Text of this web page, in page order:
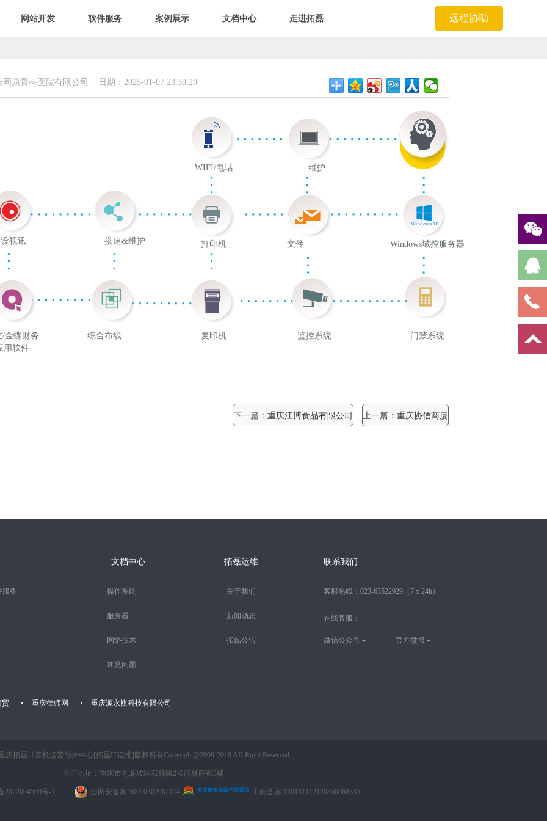
网站开发 软件服务 案例展示 文档中心 走进拓磊 远程协助
同康骨科医院有限公司 日期：2025-01-07 23:30:29
WIFI/电话 维护
视讯 搭建&维护 打印机 文件 Windows域控服务器
/金蝶财务
用软件
综合布线 复印机 监控系统 门禁系统
上一篇： 重庆协信商厦
下一篇： 重庆江博食品有限公司
服务
文档中心
操作系统
服务器
网络技术
常见问题
拓磊运维
关于我们
新闻动态
拓磊公告
联系我们
客服热线： 023-63522929 （7 x 24h）
在线客服：
微信公众号 官方微博
贸 重庆律师网 重庆源永祺科技有限公司
庆拓磊计算机运营维护中心[拓磊IT运维]版权所有Copyright@2009-2018 AII Right Reserved
公司地址：重庆市九龙坡区石杨路2号雨林商都3楼
号-1 公网安备案 50010302002174 工商备案 120131112120350068335